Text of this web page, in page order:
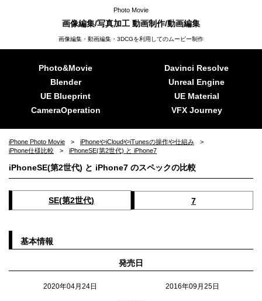
Photo Movie
画像編集/写真加工 動画制作/動画編集
画像編集・動画編集・3DCGを利用してのムービー制作
Photo&Movie
Davinci Resolve
Blender
Unreal Engine
UE Blueprint
UE Material
CameraOperation
VFX Journey
iPhone Photo Movie
iPhoneやiCloudやiTunesの操作や仕組み
iPhone仕様比較
iPhoneSE(第2世代) と iPhone7
iPhoneSE(第2世代) と iPhone7 のスペックの比較
SE(第2世代) 7
基本情報
発売日
2020年04月24日 2016年09月25日